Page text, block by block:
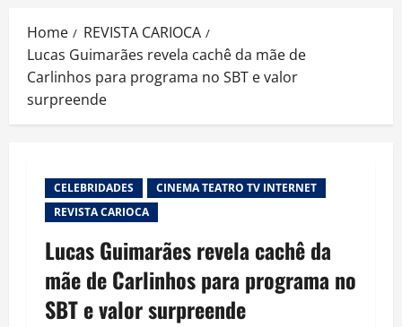
Home
REVISTA CARIOCA
Lucas Guimarães revela cachê da mãe de
Carlinhos para programa no SBT e valor
surpreende
CELEBRIDADES
CINEMA TEATRO TV INTERNET
REVISTA CARIOCA
Lucas Guimarães revela cachê da
mãe de Carlinhos para programa no
SBT e valor surpreende